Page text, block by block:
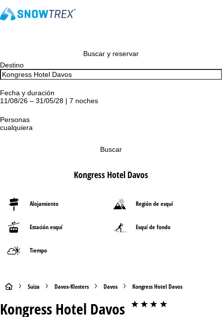
Buscar y reservar
Destino
Fecha y duración
11/08/26 – 31/05/28 | 7 noches
Personas
cualquiera
Buscar
Kongress Hotel Davos
Alojamiento Región de esquí
Estación esquí Esquí de fondo
Tiempo
P
á
Suiza Davos-Klosters Davos Kongress Hotel Davos
Kongress Hotel Davos ****